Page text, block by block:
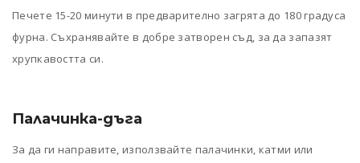
Печете 15-20 минути в предварително загрята до 180 градуса
фурна. Съхранявайте в добре затворен съд, за да запазят
хрупкавостта си.
Палачинка-дъга
За да ги направите, използвайте палачинки, катми или